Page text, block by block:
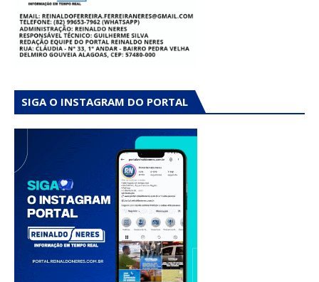
SIGA O INSTAGRAM DO PORTAL